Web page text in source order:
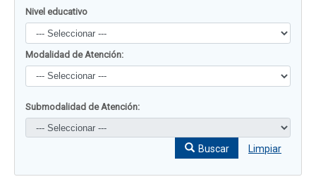
Nivel educativo
Modalidad de Atención:
Submodalidad de Atención:
Buscar Limpiar